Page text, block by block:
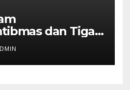
dan Tiga
Ungaran
Warga
Ronda